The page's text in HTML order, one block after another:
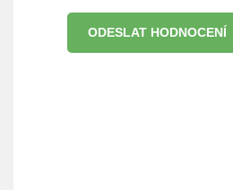
ODESLAT HODNOCENÍ